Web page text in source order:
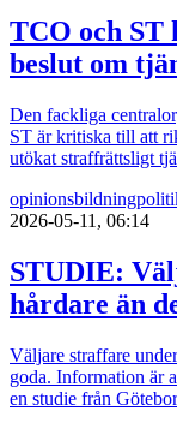
TCO och
beslut om
Den fackliga
ST är kritiska till att
utökat straffrättsligt
opinionsbildning
2026-05-11, 06:14
STUDIE:
hårdare än
Väljare straffare
goda. Information är
en studie från